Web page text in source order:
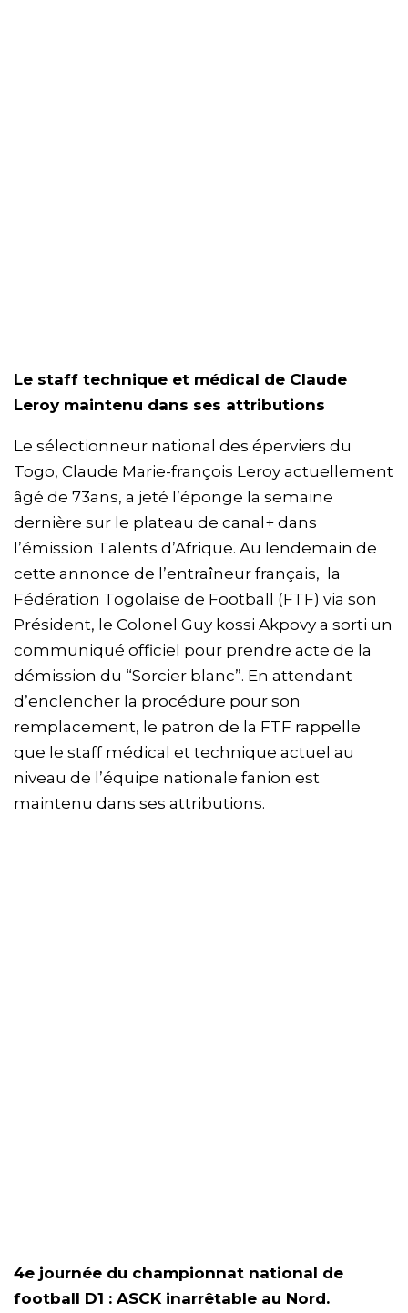
Le staff technique et médical de Claude
Leroy maintenu dans ses attributions
Le sélectionneur national des éperviers du
Togo, Claude Marie-françois Leroy actuellement
âgé de 73ans, a jeté l’éponge la semaine
dernière sur le plateau de canal+ dans
l’émission Talents d’Afrique. Au lendemain de
cette annonce de l’entraîneur français, la
Fédération Togolaise de Football (FTF) via son
Président, le Colonel Guy kossi Akpovy a sorti un
communiqué officiel pour prendre acte de la
démission du “Sorcier blanc”. En attendant
d’enclencher la procédure pour son
remplacement, le patron de la FTF rappelle
que le staff médical et technique actuel au
niveau de l’équipe nationale fanion est
maintenu dans ses attributions.
4e journée du championnat national de
football D1 : ASCK inarrêtable au Nord.